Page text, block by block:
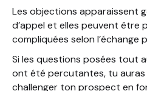
Les objections apparaissent
d’appel et elles peuvent être
compliquées selon l’échange
Si les questions posées tout
ont été percutantes, tu auras
challenger ton prospect en